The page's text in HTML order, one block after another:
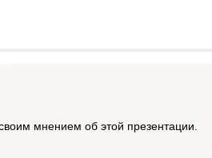
мнением об этой презентации.